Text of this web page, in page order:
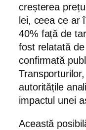
creșterea
lei, ceea ce ar
40% față de
fost relatată
confirmată
autoritățile
impactul unei
Această